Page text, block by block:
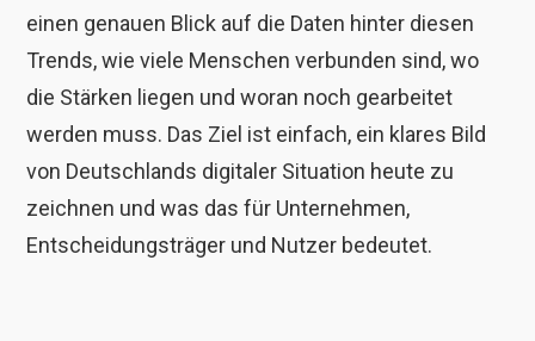
einen genauen Blick auf die Daten hinter diesen
Trends, wie viele Menschen verbunden sind, wo
die Stärken liegen und woran noch gearbeitet
werden muss. Das Ziel ist einfach, ein klares Bild
von Deutschlands digitaler Situation heute zu
zeichnen und was das für Unternehmen,
Entscheidungsträger und Nutzer bedeutet.